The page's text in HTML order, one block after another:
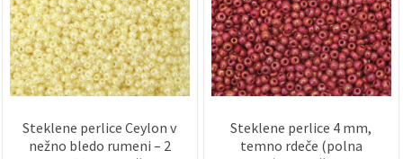
Steklene perlice Ceylon v
nežno bledo rumeni – 2
Steklene perlice 4 mm,
temno rdeče (polna